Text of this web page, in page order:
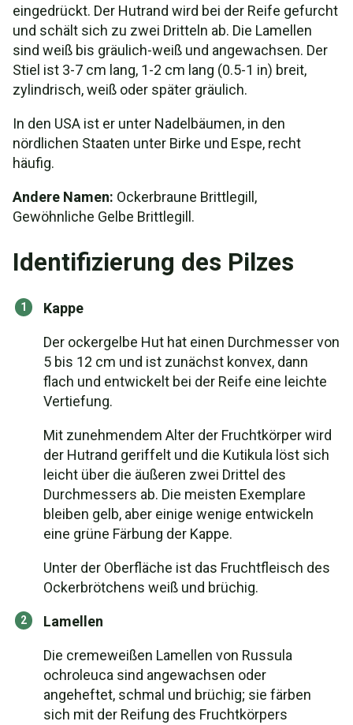
eingedrückt. Der Hutrand wird bei der Reife gefurcht
und schält sich zu zwei Dritteln ab. Die Lamellen
sind weiß bis gräulich-weiß und angewachsen. Der
Stiel ist 3-7 cm lang, 1-2 cm lang (0.5-1 in) breit,
zylindrisch, weiß oder später gräulich.
In den USA ist er unter Nadelbäumen, in den
nördlichen Staaten unter Birke und Espe, recht
häufig.
Andere Namen: Ockerbraune Brittlegill,
Gewöhnliche Gelbe Brittlegill.
Identifizierung des Pilzes
Kappe
Der ockergelbe Hut hat einen Durchmesser von
5 bis 12 cm und ist zunächst konvex, dann
flach und entwickelt bei der Reife eine leichte
Vertiefung.
Mit zunehmendem Alter der Fruchtkörper wird
der Hutrand geriffelt und die Kutikula löst sich
leicht über die äußeren zwei Drittel des
Durchmessers ab. Die meisten Exemplare
bleiben gelb, aber einige wenige entwickeln
eine grüne Färbung der Kappe.
Unter der Oberfläche ist das Fruchtfleisch des
Ockerbrötchens weiß und brüchig.
Lamellen
Die cremeweißen Lamellen von Russula
ochroleuca sind angewachsen oder
angeheftet, schmal und brüchig; sie färben
sich mit der Reifung des Fruchtkörpers